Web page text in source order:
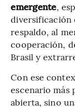
emergente,
diversificación
respaldo, al
cooperación,
Brasil y
Con ese
escenario más
abierta, sino